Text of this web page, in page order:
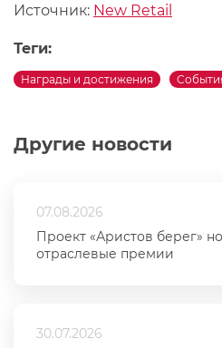
Другие новости
07.08.2026
Проект «Аристов берег»
отраслевые премии
30.07.2026
Источник: New Retail
Теги:
Награды и достижения